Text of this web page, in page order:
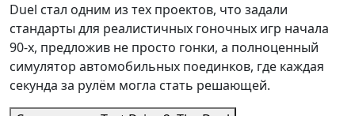
Duel стал одним из тех проектов, что задали
стандарты для реалистичных гоночных игр начала
90-х, предложив не просто гонки, а полноценный
симулятор автомобильных поединков, где каждая
секунда за рулём могла стать решающей.